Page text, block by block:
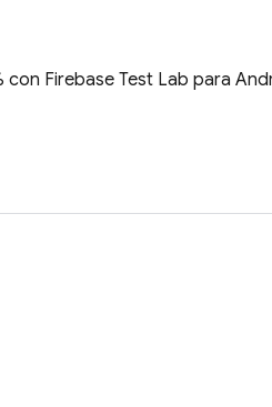
con Firebase Test Lab para